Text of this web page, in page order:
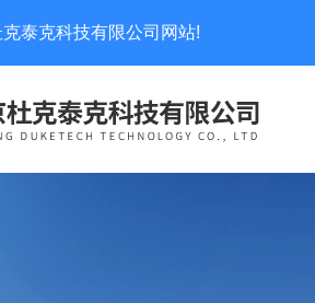
泰克科技有限公司网站!